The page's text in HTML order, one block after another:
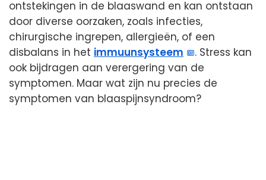
ontstekingen in de blaaswand en kan ontstaan
door diverse oorzaken, zoals infecties,
chirurgische ingrepen, allergieën, of een
disbalans in het immuunsysteem
. Stress kan
ook bijdragen aan verergering van de
symptomen. Maar wat zijn nu precies de
symptomen van blaaspijnsyndroom?